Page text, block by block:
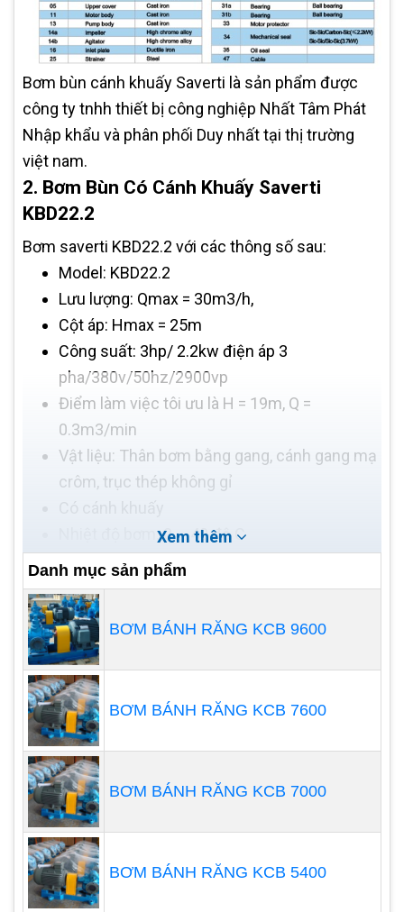
Bơm bùn cánh khuấy Saverti là sản phẩm được
công ty tnhh thiết bị công nghiệp Nhất Tâm Phát
Nhập khẩu và phân phối Duy nhất tại thị trường
việt nam.
2. Bơm Bùn Có Cánh Khuấy Saverti
KBD22.2
Bơm saverti KBD22.2 với các thông số sau:
Model: KBD22.2
Lưu lượng: Qmax = 30m3/h,
Cột áp: Hmax = 25m
Công suất: 3hp/ 2.2kw điện áp 3
pha/380v/50hz/2900vp
Điểm làm việc tôi ưu là H = 19m, Q =
0.3m3/min
Vật liệu: Thân bơm bằng gang, cánh gang mạ
crôm, trục thép không gỉ
Nhiệt độ bơm: 0 – 40 độ C
Đường kính họng ra: 50mm
Ứng Dụng:
Sử dụng chính cho các công trình xây dựng,
ngập úng
Hút nước bùn lỏng ao hồ, các bể chứa tạp
chất
Xem thêm
Danh mục sản phẩm
BƠM BÁNH RĂNG KCB 9600
BƠM BÁNH RĂNG KCB 7600
BƠM BÁNH RĂNG KCB 7000
BƠM BÁNH RĂNG KCB 5400